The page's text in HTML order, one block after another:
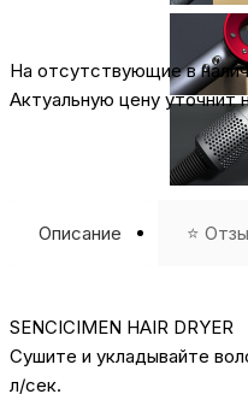
На отсутствующие в
Актуальную цену
Описание ⭐️
SENCICIMEN HAIR DRYER
Сушите и укладывайте
л/сек.